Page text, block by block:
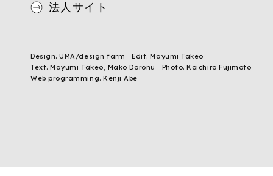
法人サイト
Design. UMA/design farm
Edit. Mayumi Takeo
Text. Mayumi Takeo, Mako Doronu
Photo. Koichiro Fujimoto
Web programming. Kenji Abe